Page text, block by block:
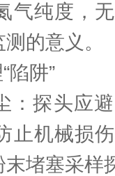
气纯度，
的意义。
阱”
探头应避
止机械损
堵塞采样